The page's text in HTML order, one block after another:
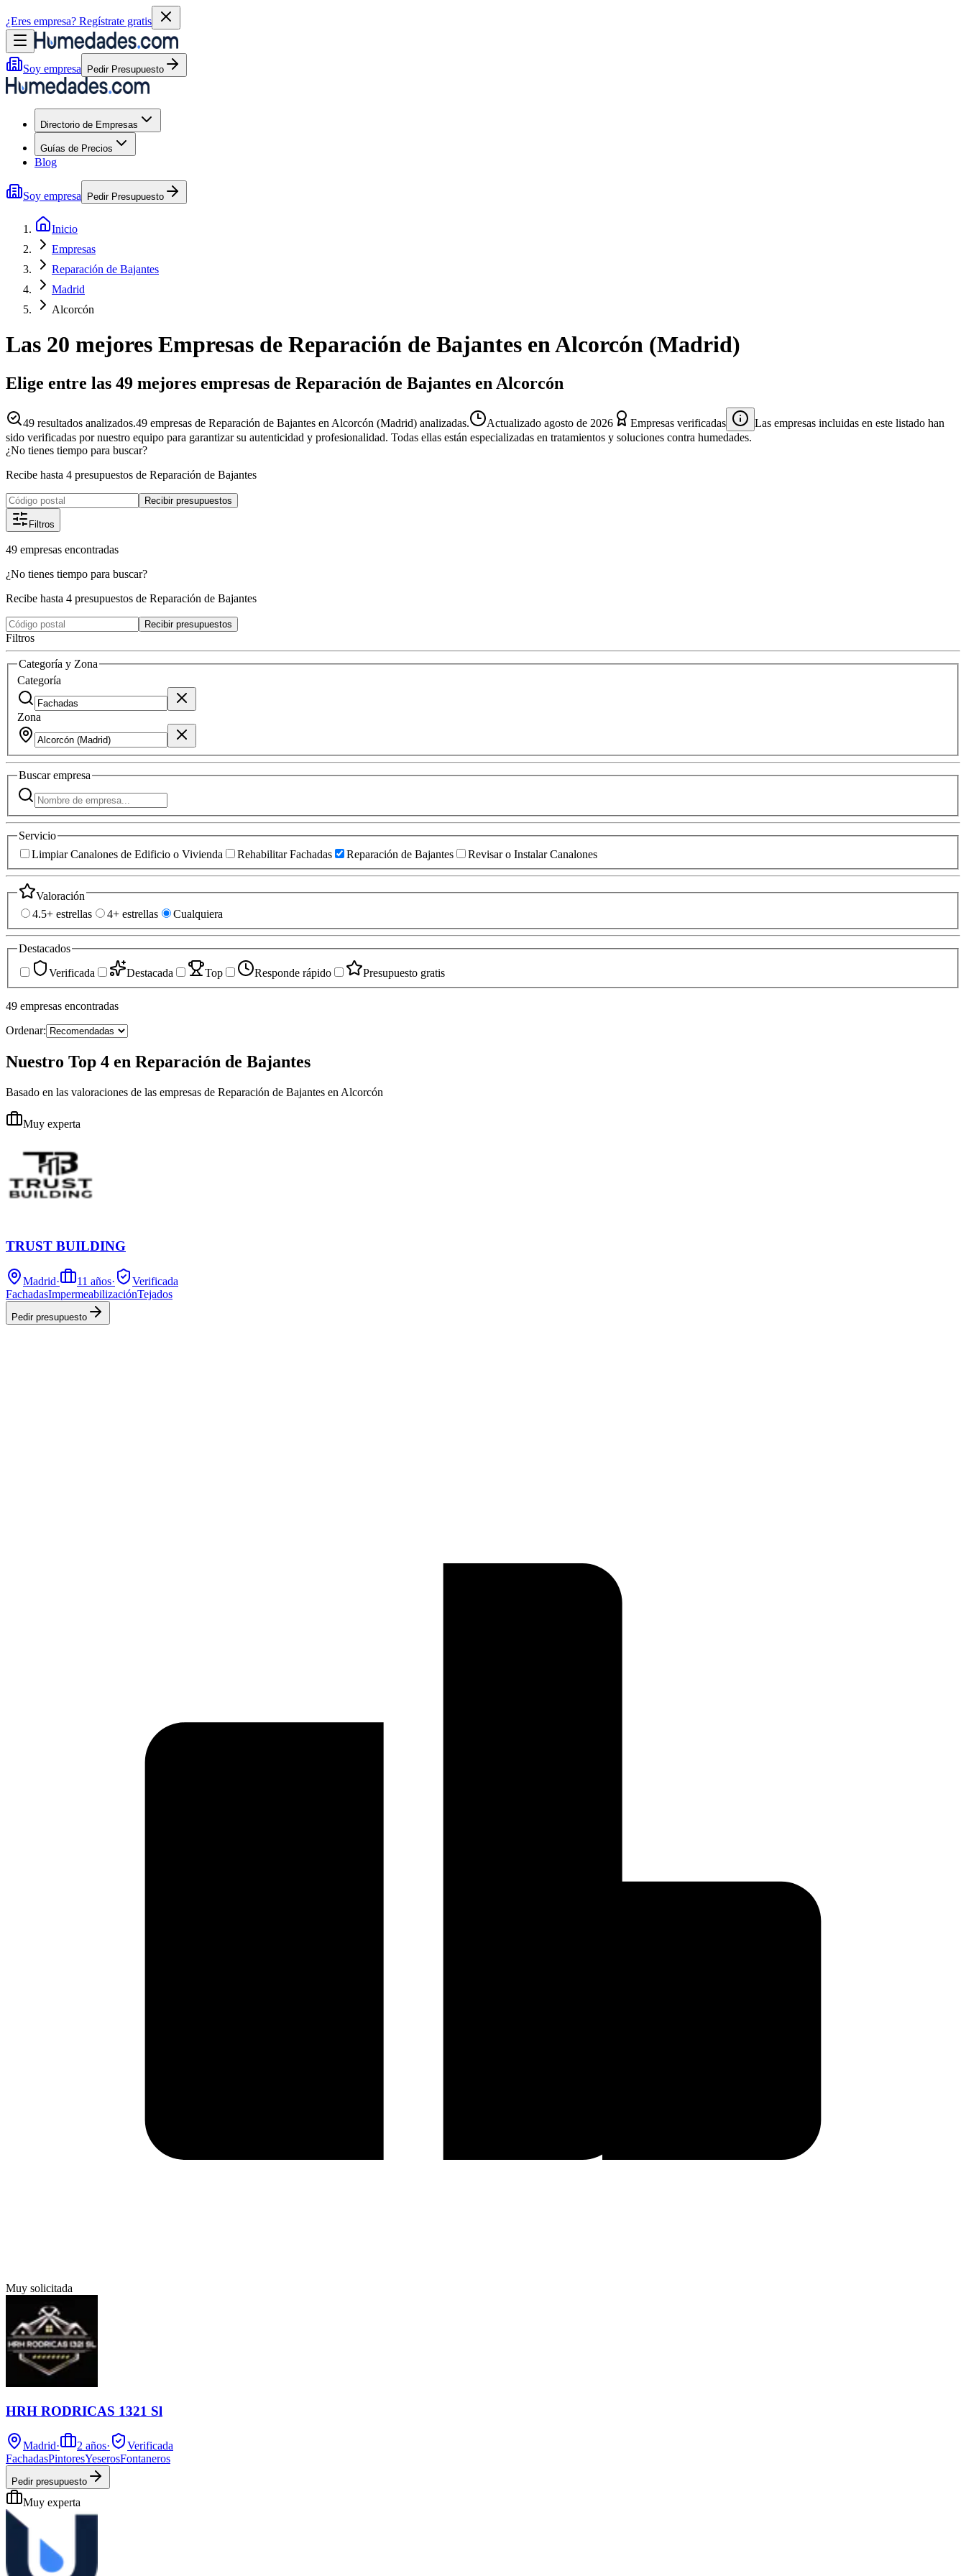
¿Eres empresa? Regístrate gratis
Soy empresa Pedir Presupuesto
Directorio de Empresas
Guías de Precios
Blog
Soy empresa Pedir Presupuesto
Inicio
Empresas
Reparación de Bajantes
Madrid
Alcorcón
Las 20 mejores Empresas de Reparación de Bajantes enAlcorcón (Madrid)
Elige entre las 49 mejores empresas de Reparación de Bajantes en Alcorcón
49 resultados analizados.49 empresas de Reparación de Bajantes en Alcorcón (Madrid) analizadas. Actualizado agosto de 2026 Empresas verificadas
Las empresas incluidas en este listado han
sido verificadas por nuestro equipo para garantizar su autenticidad y profesionalidad. Todas ellas están especializadas en tratamientos y soluciones contra humedades.
¿No tienes tiempo para buscar?
Recibe hasta 4 presupuestos de Reparación de Bajantes
Recibir presupuestos
Filtros
49 empresas encontradas
¿No tienes tiempo para buscar?
Recibe hasta 4 presupuestos de Reparación de Bajantes
Recibir presupuestos
Filtros
Categoría y Zona
Categoría
Zona
Buscarempresa
Servicio
Limpiar Canalones de Edificio o Vivienda
Rehabilitar Fachadas Reparación de Bajantes Revisar o Instalar Canalones
Valoración
4.5+ estrellas
4+ estrellas Cualquiera
Destacados
Verificada
Destacada Top Responde rápido Presupuesto gratis
49 empresas encontradas
Ordenar:
Nuestro Top 4 en Reparación de Bajantes
Basado en las valoraciones de las empresas de Reparación de Bajantes en Alcorcón
Muy experta
TRUST BUILDING
Madrid· 11 años·
Verificada
FachadasImpermeabilizaciónTejados
Pedir presupuesto
Muy solicitada
HRH RODRICAS 1321 Sl
Madrid· 2 años·
Verificada
FachadasPintoresYeserosFontaneros
Pedir presupuesto
Muy experta